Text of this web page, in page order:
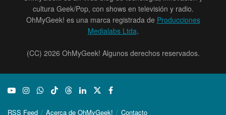
cultura Geek/Pop, con shows en televisión y radio.
OhMyGeek! es una marca registrada de Producciones
Medialabs Ltda.
(CC) 2026 OhMyGeek! Algunos derechos reservados.
RSS Feed Acerca de OhMyGeek! Contacto